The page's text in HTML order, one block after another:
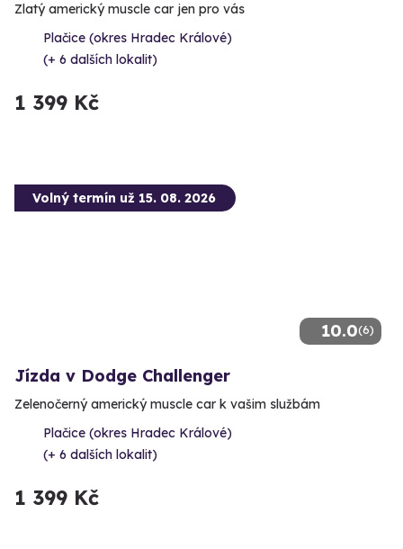
Zlatý americký muscle car jen pro vás
Plačice (okres Hradec Králové)
(+ 6 dalších lokalit)
1 399 Kč
10.0(6)
Volný termín už 15. 08. 2026
Jízda v Dodge Challenger
Zelenočerný americký muscle car k vašim službám
Plačice (okres Hradec Králové)
(+ 6 dalších lokalit)
1 399 Kč